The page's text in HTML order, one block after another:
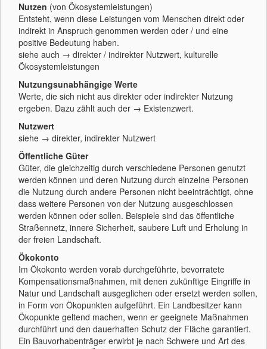
Nutzen (von Ökosystemleistungen)
Entsteht, wenn diese Leistungen vom Menschen direkt oder
indirekt in Anspruch genommen werden oder / und eine
positive Bedeutung haben.
siehe auch → direkter / indirekter Nutzwert, kulturelle
Ökosystemleistungen
Nutzungsunabhängige Werte
Werte, die sich nicht aus direkter oder indirekter Nutzung
ergeben. Dazu zählt auch der → Existenzwert.
Nutzwert
siehe → direkter, indirekter Nutzwert
Öffentliche Güter
Güter, die gleichzeitig durch verschiedene Personen genutzt
werden können und deren Nutzung durch einzelne Personen
die Nutzung durch andere Personen nicht beeinträchtigt, ohne
dass weitere Personen von der Nutzung ausgeschlossen
werden können oder sollen. Beispiele sind das öffentliche
Straßennetz, innere Sicherheit, saubere Luft und Erholung in
der freien Landschaft.
Ökokonto
Im Ökokonto werden vorab durchgeführte, bevorratete
Kompensationsmaßnahmen, mit denen zukünftige Eingriffe in
Natur und Landschaft ausgeglichen oder ersetzt werden sollen,
in Form von Ökopunkten aufgeführt. Ein Landbesitzer kann
Ökopunkte geltend machen, wenn er geeignete Maßnahmen
durchführt und den dauerhaften Schutz der Fläche garantiert.
Ein Bauvorhabenträger erwirbt je nach Schwere und Art des